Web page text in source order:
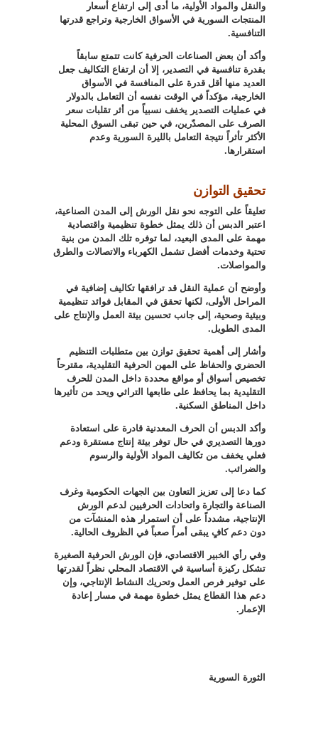
والنقل والمواد الأولية، ما أدى إلى ارتفاع أسعار
المنتجات السورية في الأسواق الخارجية وتراجع قدرتها
التنافسية.
وأكد أن بعض الصناعات الحرفية كانت تتمتع سابقاً
بقدرة تنافسية في التصدير، إلا أن ارتفاع التكاليف جعل
العديد منها أقل قدرة على المنافسة في الأسواق
الخارجية، مؤكداً في الوقت نفسه أن التعامل بالدولار
في عمليات التصدير يخفف نسبياً من أثر تقلبات سعر
الصرف على المصدّرين، في حين تبقى السوق المحلية
الأكثر تأثراً نتيجة التعامل بالليرة السورية وعدم
استقرارها.
تحقيق التوازن
تعليقاً على التوجه نحو نقل الورش إلى المدن الصناعية،
اعتبر الدبس أن ذلك يمثل خطوة تنظيمية واقتصادية
مهمة على المدى البعيد، لما توفره تلك المدن من بنية
تحتية وخدمات أفضل تشمل الكهرباء والاتصالات والطرق
والمواصلات.
وأوضح أن عملية النقل قد ترافقها تكاليف إضافية في
المراحل الأولى، لكنها تحقق في المقابل فوائد تنظيمية
وبيئية وصحية، إلى جانب تحسين بيئة العمل والإنتاج على
المدى الطويل.
وأشار إلى أهمية تحقيق توازن بين متطلبات التنظيم
الحضري والحفاظ على المهن الحرفية التقليدية، مقترحاً
تخصيص أسواق أو مواقع محددة داخل المدن للحرف
التقليدية بما يحافظ على طابعها التراثي ويحد من تأثيرها
داخل المناطق السكنية.
وأكد الدبس أن الحرف المعدنية قادرة على استعادة
دورها التصديري في حال توفر بيئة إنتاج مستقرة ودعم
فعلي يخفف من تكاليف المواد الأولية والرسوم
والضرائب.
كما دعا إلى تعزيز التعاون بين الجهات الحكومية وغرف
الصناعة والتجارة واتحادات الحرفيين لدعم الورش
الإنتاجية، مشدداً على أن استمرار هذه المنشآت من
دون دعم كافٍ يبقى أمراً صعباً في الظروف الحالية.
وفي رأي الخبير الاقتصادي، فإن الورش الحرفية الصغيرة
تشكل ركيزة أساسية في الاقتصاد المحلي نظراً لقدرتها
على توفير فرص العمل وتحريك النشاط الإنتاجي، وإن
دعم هذا القطاع يمثل خطوة مهمة في مسار إعادة
الإعمار .
الثورة السورية